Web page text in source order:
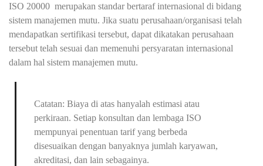
ISO 20000 merupakan standar bertaraf internasional di bidang
sistem manajemen mutu. Jika suatu perusahaan/organisasi telah
mendapatkan sertifikasi tersebut, dapat dikatakan perusahaan
tersebut telah sesuai dan memenuhi persyaratan internasional
dalam hal sistem manajemen mutu.
Catatan: Biaya di atas hanyalah estimasi atau
perkiraan. Setiap konsultan dan lembaga ISO
mempunyai penentuan tarif yang berbeda
disesuaikan dengan banyaknya jumlah karyawan,
akreditasi, dan lain sebagainya.